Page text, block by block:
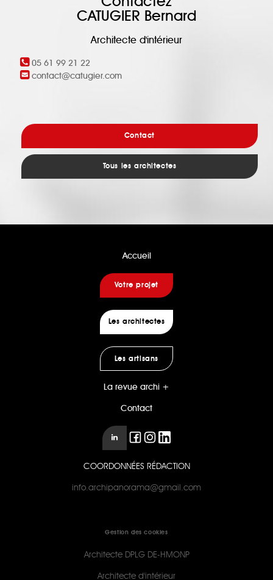
CATUGIER Bernard
Architecte d'intérieur
05 61 99 21 22
contact@catugier.com
Contact
Tous les architectes
Accueil
Votre projet
Les architectes
Les artisans
La revue archi +
Contact
COORDONNÉES RÉDACTION
info.archipanorama@gmail.com
Gestion des cookies
Architecte DPLG DE-HMONP
Architecte d'intérieur